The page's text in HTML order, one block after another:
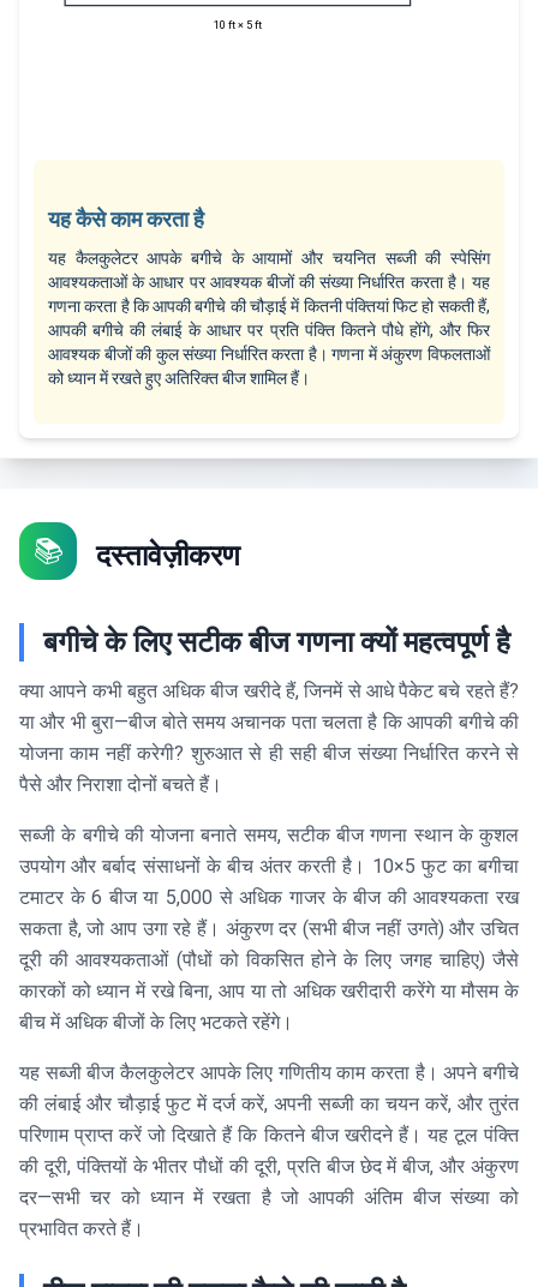
10 ft × 5ft
यह कैसे काम करता है
यह कैलकुलेटर आपके बगीचे के आयामों और चयनित सब्जी की स्पेसिंग
आवश्यकताओं के आधार पर आवश्यक बीजों की संख्या निर्धारित करता है। यह
गणना करता है कि आपकी बगीचे की चौड़ाई में कितनी पंक्तियां फिट हो सकती हैं,
आपकी बगीचे की लंबाई के आधार पर प्रति पंक्ति कितने पौधे होंगे, और फिर
आवश्यक बीजों की कुल संख्या निर्धारित करता है। गणना में अंकुरण विफलताओं
को ध्यान में रखते हुए अतिरिक्त बीज शामिल हैं।
📚 दस्तावेज़ीकरण
बगीचे के लिए सटीक बीज गणना क्यों महत्वपूर्ण है
क्या आपने कभी बहुत अधिक बीज खरीदे हैं, जिनमें से आधे पैकेट बचे रहते हैं?
या और भी बुरा—बीज बोते समय अचानक पता चलता है कि आपकी बगीचे की
योजना काम नहीं करेगी? शुरुआत से ही सही बीज संख्या निर्धारित करने से
पैसे और निराशा दोनों बचते हैं।
सब्जी के बगीचे की योजना बनाते समय, सटीक बीज गणना स्थान के कुशल
उपयोग और बर्बाद संसाधनों के बीच अंतर करती है। 10×5 फुट का बगीचा
टमाटर के 6 बीज या 5,000 से अधिक गाजर के बीज की आवश्यकता रख
सकता है, जो आप उगा रहे हैं। अंकुरण दर (सभी बीज नहीं उगते) और उचित
दूरी की आवश्यकताओं (पौधों को विकसित होने के लिए जगह चाहिए) जैसे
कारकों को ध्यान में रखे बिना, आप या तो अधिक खरीदारी करेंगे या मौसम के
बीच में अधिक बीजों के लिए भटकते रहेंगे।
यह सब्जी बीज कैलकुलेटर आपके लिए गणितीय काम करता है। अपने बगीचे
की लंबाई और चौड़ाई फुट में दर्ज करें, अपनी सब्जी का चयन करें, और तुरंत
परिणाम प्राप्त करें जो दिखाते हैं कि कितने बीज खरीदने हैं। यह टूल पंक्ति
की दूरी, पंक्तियों के भीतर पौधों की दूरी, प्रति बीज छेद में बीज, और अंकुरण
दर—सभी चर को ध्यान में रखता है जो आपकी अंतिम बीज संख्या को
प्रभावित करते हैं।